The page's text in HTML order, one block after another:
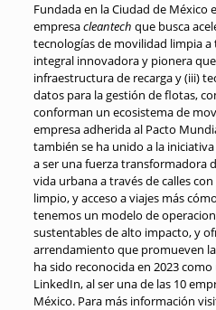
Fundada en la Ciudad de México
empresacleantech que busca
tecnologías de movilidad limpia a
integral innovadora y pionera
infraestructura de recarga y (iii)
datos para la gestión de flotas,
conforman un ecosistema de
empresa adherida al Pacto
también se ha unido a la iniciativa
a ser una fuerza transformadora
vida urbana a través de calles
limpio, y acceso a viajes más
tenemos un modelo de
sustentables de alto impacto, y
arrendamiento que promueven
ha sido reconocida en 2023
LinkedIn, al ser una de las 10
México. Para más información